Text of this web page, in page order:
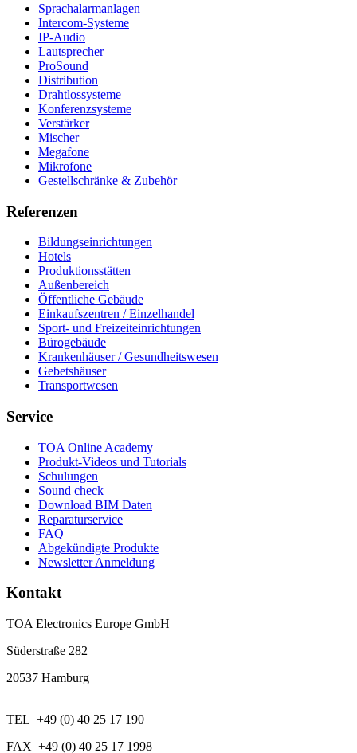
Sprachalarmanlagen
Intercom-Systeme
IP-Audio
Lautsprecher
ProSound
Distribution
Drahtlossysteme
Konferenzsysteme
Verstärker
Mischer
Megafone
Mikrofone
Gestellschränke & Zubehör
Referenzen
Bildungseinrichtungen
Hotels
Produktionsstätten
Außenbereich
Öffentliche Gebäude
Einkaufszentren / Einzelhandel
Sport- und Freizeiteinrichtungen
Bürogebäude
Krankenhäuser / Gesundheitswesen
Gebetshäuser
Transportwesen
Service
TOA Online Academy
Produkt-Videos und Tutorials
Schulungen
Sound check
Download BIM Daten
Reparaturservice
FAQ
Abgekündigte Produkte
Newsletter Anmeldung
Kontakt
TOA Electronics Europe GmbH
Süderstraße 282
20537 Hamburg
TEL +49 (0) 40 25 17 190
FAX +49 (0) 40 25 17 1998